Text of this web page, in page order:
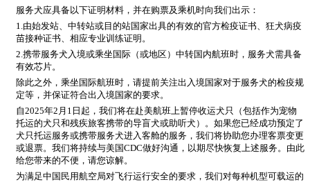
服务犬应具备以下证明材料，并在购票及乘机时向我们出示：
1.由始发站、中转站或目的站国家出具的有效的官方检疫证书、狂犬病疫
苗接种证书、相应专业训练证明。
2.携带服务犬入境或乘坐国际（或地区）中转国内航班时，服务犬需具备
有效芯片。
除此之外，乘坐国际航班时，请提前关注出入境国家对于服务犬的检疫规
定等，并保证符合出入境国家的要求。
自2025年2月1日起，我们将在赴美航班上暂停收运犬只（包括作为宠物
托运的犬只和残疾旅客携带的导盲犬或助听犬）。如果您已经成功预定了
犬只托运服务或携带服务犬进入客舱的服务，我们将协助您办理客票变更
或退票。我们将持续与美国CDC做好沟通，以期尽快恢复上述服务。由此
给您带来的不便，请您谅解。
为满足中国民用航空局对飞行运行安全的要求，我们对每种机型可载运的